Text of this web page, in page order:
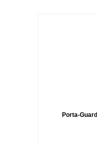
Porta-